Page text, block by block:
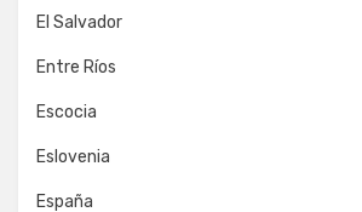
El Salvador
Entre Ríos
Escocia
Eslovenia
España